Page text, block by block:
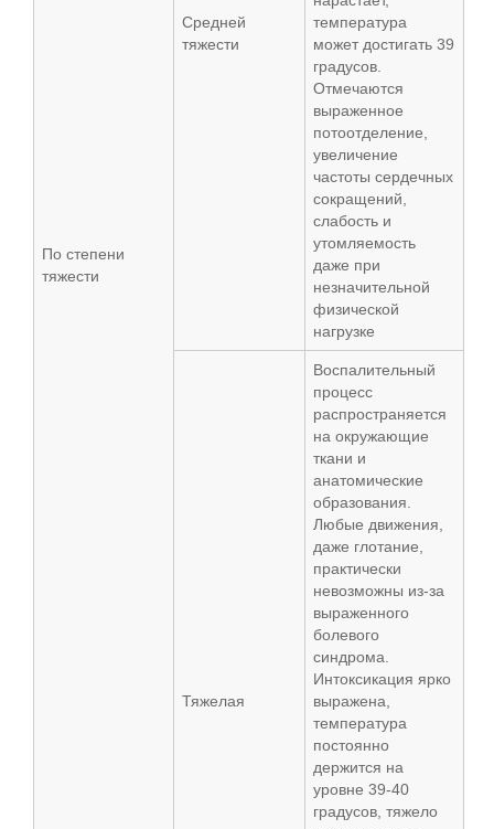
По степени
тяжести
Средней
тяжести
температура
может достигать 39
градусов.
Отмечаются
выраженное
потоотделение,
увеличение
частоты сердечных
сокращений,
слабость и
утомляемость
даже при
незначительной
физической
нагрузке
Тяжелая
Воспалительный
процесс
распространяется
на окружающие
ткани и
анатомические
образования.
Любые движения,
даже глотание,
практически
невозможны из-за
выраженного
болевого
синдрома.
Интоксикация ярко
выражена,
температура
постоянно
держится на
уровне 39-40
градусов, тяжело